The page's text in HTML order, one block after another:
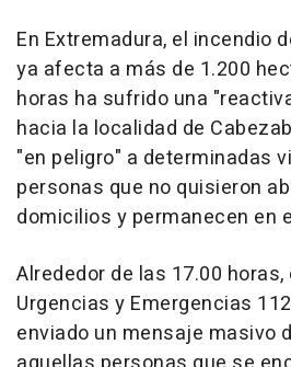
En Extremadura, el incendio
ya afecta a más de 1.200
horas ha sufrido una
hacia la localidad de
"en peligro" a determinadas
personas que no quisieron
domicilios y permanecen en
Alrededor de las 17.00 horas,
Urgencias y Emergencias
enviado un mensaje masivo